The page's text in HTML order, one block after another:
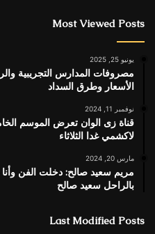
Most Viewed Posts
يونيو 25, 2025
الأسعار وطرق السداد
نوفمبر 11, 2024
قناة زى الوان تعرض الموسم
لاكشمي غدا الثلاثاء
مارس 20, 2024
بالراحل سعيد صالح
Last Modified Posts